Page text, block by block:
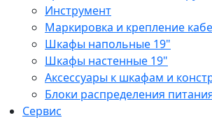
Инструмент
Маркировка и крепление
Шкафы напольные 19"
Шкафы настенные 19"
Аксессуары к шкафам и
Блоки распределения
Сервис